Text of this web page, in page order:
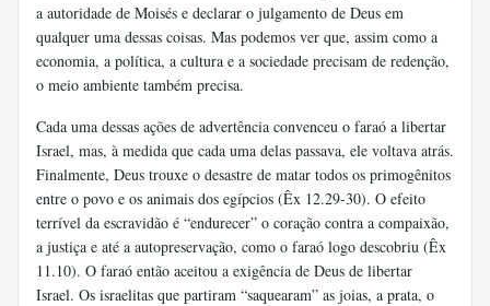
a autoridade de Moisés e declarar o julgamento de Deus em
qualquer uma dessas coisas. Mas podemos ver que, assim como a
economia, a política, a cultura e a sociedade precisam de redenção,
o meio ambiente também precisa.
Cada uma dessas ações de advertência convenceu o faraó a libertar
Israel, mas, à medida que cada uma delas passava, ele voltava atrás.
Finalmente, Deus trouxe o desastre de matar todos os primogênitos
entre o povo e os animais dos egípcios (Êx 12.29-30). O efeito
terrível da escravidão é “endurecer” o coração contra a compaixão,
a justiça e até a autopreservação, como o faraó logo descobriu (Êx
11.10). O faraó então aceitou a exigência de Deus de libertar
Israel. Os israelitas que partiram “saquearam” as joias, a prata, o